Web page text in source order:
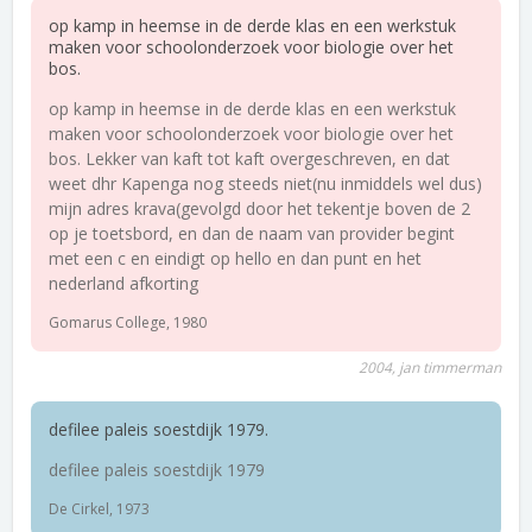
op kamp in heemse in de derde klas en een werkstuk
maken voor schoolonderzoek voor biologie over het
bos.
op kamp in heemse in de derde klas en een werkstuk
maken voor schoolonderzoek voor biologie over het
bos. Lekker van kaft tot kaft overgeschreven, en dat
weet dhr Kapenga nog steeds niet(nu inmiddels wel dus)
mijn adres krava(gevolgd door het tekentje boven de 2
op je toetsbord, en dan de naam van provider begint
met een c en eindigt op hello en dan punt en het
nederland afkorting
Gomarus College, 1980
2004, jan timmerman
defilee paleis soestdijk 1979.
defilee paleis soestdijk 1979
De Cirkel, 1973